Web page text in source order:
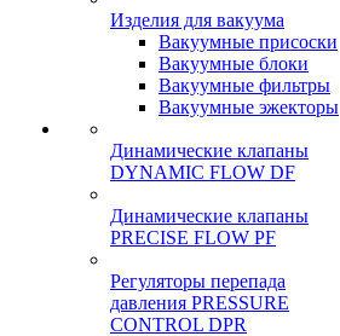
Изделия для вакуума
Вакуумные присоски
Вакуумные блоки
Вакуумные фильтры
Вакуумные эжекторы
Динамические клапаны
DYNAMIC FLOW DF
Динамические клапаны
PRECISE FLOW PF
Регуляторы перепада
давления PRESSURE
CONTROL DPR